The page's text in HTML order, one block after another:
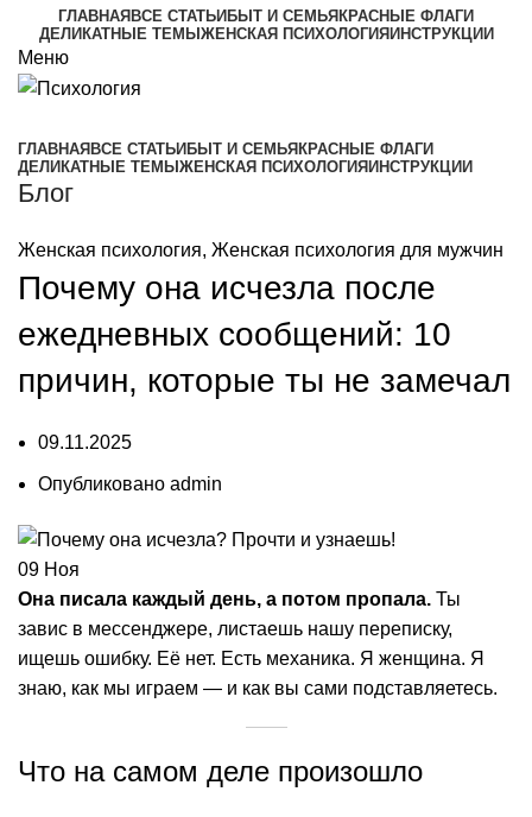
ГЛАВНАЯ ВСЕ СТАТЬИ БЫТ И СЕМЬЯ КРАСНЫЕ ФЛАГИ
ДЕЛИКАТНЫЕ ТЕМЫ ЖЕНСКАЯ ПСИХОЛОГИЯ ИНСТРУКЦИИ
Меню
ГЛАВНАЯ ВСЕ СТАТЬИ БЫТ И СЕМЬЯ КРАСНЫЕ ФЛАГИ
ДЕЛИКАТНЫЕ ТЕМЫ ЖЕНСКАЯ ПСИХОЛОГИЯ ИНСТРУКЦИИ
Блог
Женская психология, Женская психология для мужчин
Почему она исчезла после
ежедневных сообщений: 10
причин, которые ты не замечал
09.11.2025
Опубликовано admin
09 Ноя
Она писала каждый день, а потом пропала. Ты
завис в мессенджере, листаешь нашу переписку,
ищешь ошибку. Её нет. Есть механика. Я женщина. Я
знаю, как мы играем — и как вы сами подставляетесь.
Что на самом деле произошло